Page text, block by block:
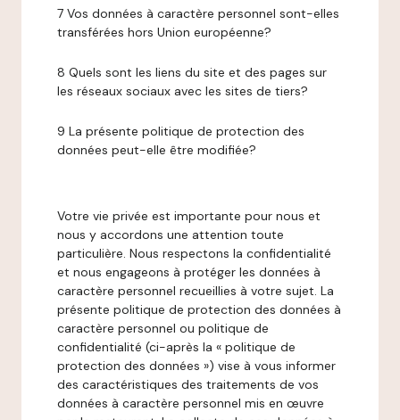
7 Vos données à caractère personnel sont-elles
transférées hors Union européenne?
8 Quels sont les liens du site et des pages sur
les réseaux sociaux avec les sites de tiers?
9 La présente politique de protection des
données peut-elle être modifiée?
Votre vie privée est importante pour nous et
nous y accordons une attention toute
particulière. Nous respectons la confidentialité
et nous engageons à protéger les données à
caractère personnel recueillies à votre sujet. La
présente politique de protection des données à
caractère personnel ou politique de
confidentialité (ci-après la « politique de
protection des données ») vise à vous informer
des caractéristiques des traitements de vos
données à caractère personnel mis en œuvre